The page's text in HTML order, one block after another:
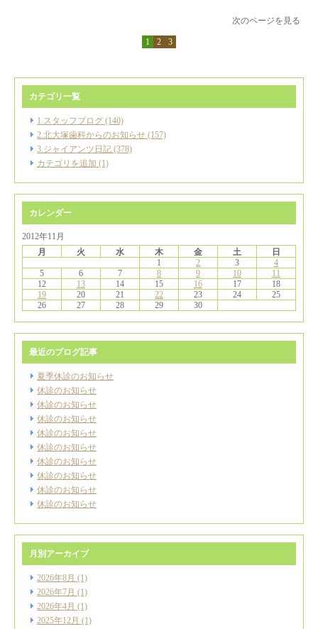
1 2 3
次のページを見る
カテゴリ一覧
1.スタッフブログ (140)
2.北大塚歯科からのお知らせ (157)
3.ジャイアンツ日記 (378)
カテゴリを追加 (1)
カレンダー
2012年11月
月
火 水 木 金 土
日
1
2 3
4
5
6 7 8 9 10
11
12
13 14 15 16 17
18
19
20 21 22 23 24
25
26
27 28 29 30
最近のブログ記事
夏季休診のお知らせ
休診のお知らせ
休診のお知らせ
休診のお知らせ
休診のお知らせ
休診のお知らせ
休診のお知らせ
休診のお知らせ
休診のお知らせ
休診のお知らせ
月別アーカイブ
2026年8月 (1)
2026年7月 (1)
2026年4月 (1)
2025年12月 (1)